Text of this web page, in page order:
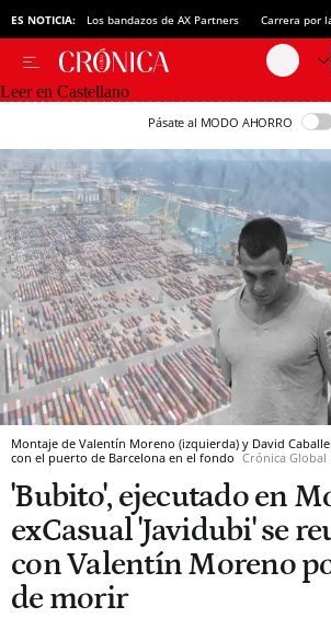
ES NOTICIA: Los bandazos de AX Partners Carrera por
Leer en Castellano
Pásate al MODO AHORRO
Montaje de Valentín Moreno (izquierda) y David
con el puerto de Barcelona en el fondo Crónica Global
'Bubito', ejecutado en
exCasual 'Javidubi' se
con Valentín Moreno
de morir